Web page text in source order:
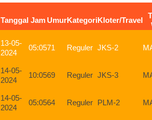
Tanggal Jam UmurKategoriKloter/Travel
13-05-
2024
05:0571 Reguler JKS-2
14-05-
2024
10:0569 Reguler JKS-3
14-05-
2024
05:0564 Reguler PLM-2